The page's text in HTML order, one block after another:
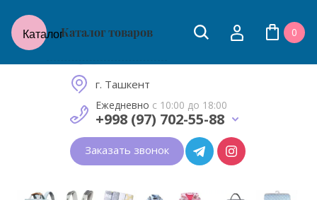
КаталогКаталог товаров
0
Товары для молодых мам
г. Ташкент
Ежедневно с 10:00 до 18:00
+998 (97) 702-55-88
Заказать звонок